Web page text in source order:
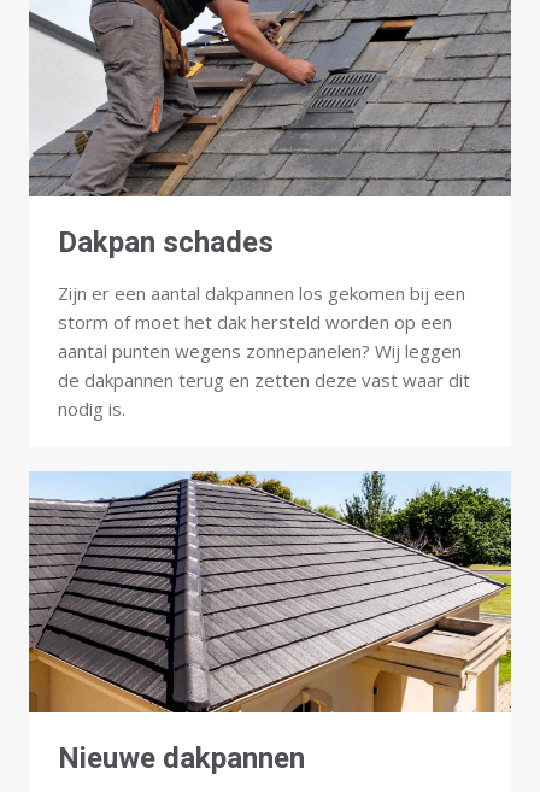
Dakpan schades
Zijn er een aantal dakpannen los gekomen bij een
storm of moet het dak hersteld worden op een
aantal punten wegens zonnepanelen? Wij leggen
de dakpannen terug en zetten deze vast waar dit
nodig is.
Nieuwe dakpannen